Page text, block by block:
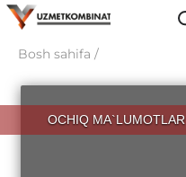
Bosh sahifa /
OCHIQ MA`LUMOTLAR